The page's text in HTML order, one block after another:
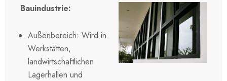
Bauindustrie:
Außenbereich: Wird in
Werkstätten,
landwirtschaftlichen
Lagerhallen und